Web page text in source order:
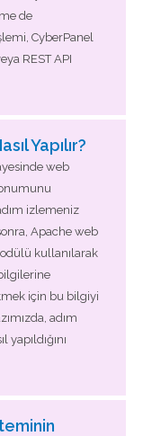
de
CyberPanel
REST API
Yapılır?
web
izlemeniz
Apache web
kullanılarak
için bu bilgiyi
adım